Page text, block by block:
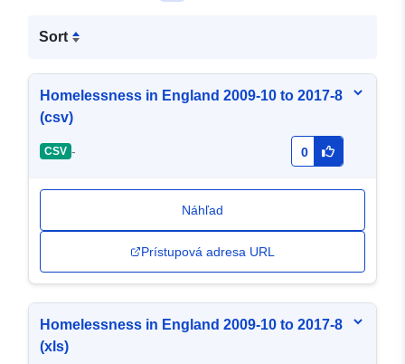
Sort
Homelessness in England 2009-10 to 2017-8
(csv)
CSV - 0
Náhľad
Prístupová adresa URL
Homelessness in England 2009-10 to 2017-8
(xls)